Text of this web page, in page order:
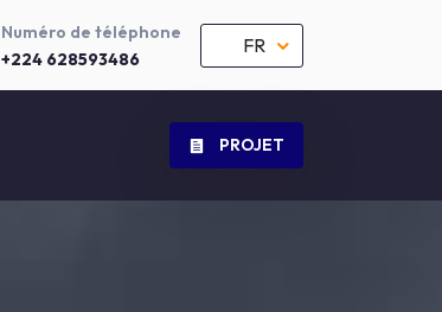
Numéro de téléphone
+224 628593486
FR
PROJET